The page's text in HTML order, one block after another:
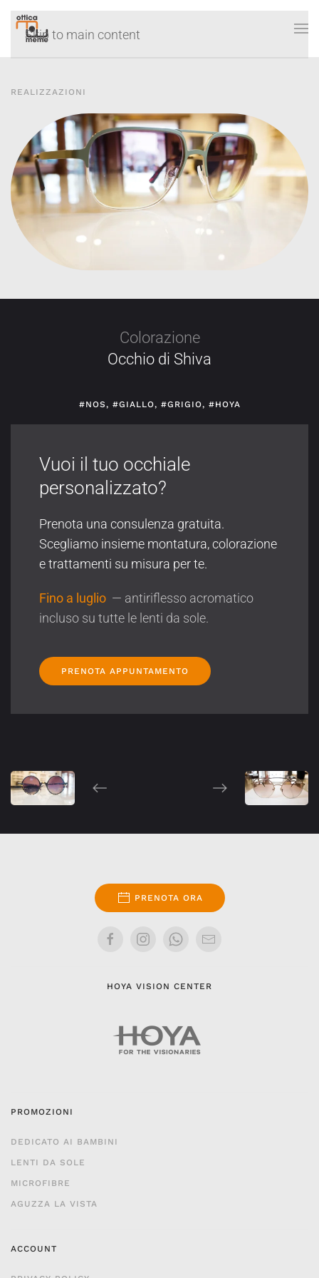
Skip to main content
REALIZZAZIONI
Colorazione
Occhio di Shiva
#NOS, #GIALLO, #GRIGIO, #HOYA
Vuoi il tuo occhiale
personalizzato?
Prenota una consulenza gratuita.
Scegliamo insieme montatura, colorazione
e trattamenti su misura per te.
Fino a luglio — antiriflesso acromatico
incluso su tutte le lenti da sole.
PRENOTA APPUNTAMENTO
PRENOTA ORA
HOYA VISION CENTER
PROMOZIONI
DEDICATO AI BAMBINI
LENTI DA SOLE
MICROFIBRE
AGUZZA LA VISTA
ACCOUNT